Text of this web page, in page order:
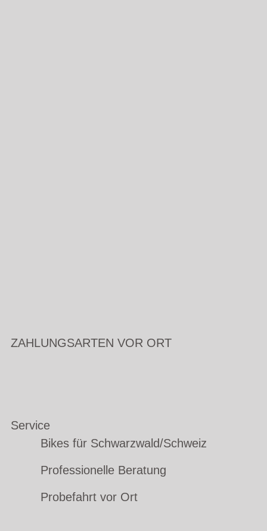
ZAHLUNGSARTEN VOR ORT
Service
Bikes für Schwarzwald/Schweiz
Professionelle Beratung
Probefahrt vor Ort